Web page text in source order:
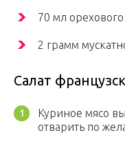
70 мл орехового
2 грамм
Салат
Куриное мясо
отварить по